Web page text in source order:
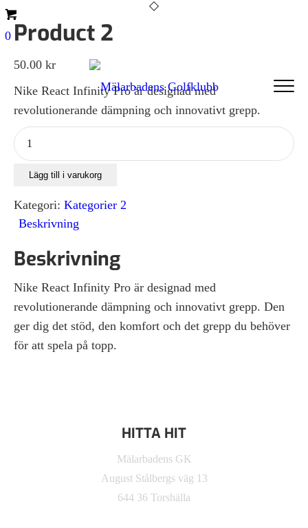
0 Product 2
50.00 kr
Nike React Infinity Pro är designad med
revolutionerande dämpning och innovativt grepp.
Product
2
mängd
Lägg till i varukorg
Kategori: Kategorier 2
Beskrivning
Beskrivning
Nike React Infinity Pro är designad med
revolutionerande dämpning och innovativt grepp. Den
ger dig det stöd, den komfort och det grepp du behöver
för att spela på topp.
HITTA HIT
Mälarbadens GK
August Stålbergs väg 13
644 36 Torshälla